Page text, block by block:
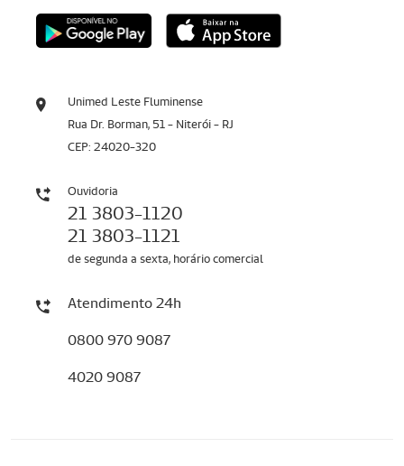
Unimed Leste Fluminense
Rua Dr. Borman, 51 - Niterói - RJ
CEP: 24020-320
Ouvidoria
21 3803-1120
21 3803-1121
de segunda a sexta, horário comercial
Atendimento 24h
0800 970 9087
4020 9087